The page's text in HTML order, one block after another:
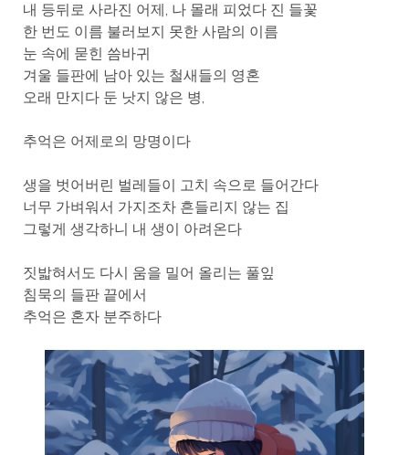
내 등뒤로 사라진 어제, 나 몰래 피었다 진 들꽃
한 번도 이름 불러보지 못한 사람의 이름
눈 속에 묻힌 씀바귀
겨울 들판에 남아 있는 철새들의 영혼
오래 만지다 둔 낫지 않은 병,
추억은 어제로의 망명이다
생을 벗어버린 벌레들이 고치 속으로 들어간다
너무 가벼워서 가지조차 흔들리지 않는 집
그렇게 생각하니 내 생이 아려온다
짓밟혀서도 다시 움을 밀어 올리는 풀잎
침묵의 들판 끝에서
추억은 혼자 분주하다